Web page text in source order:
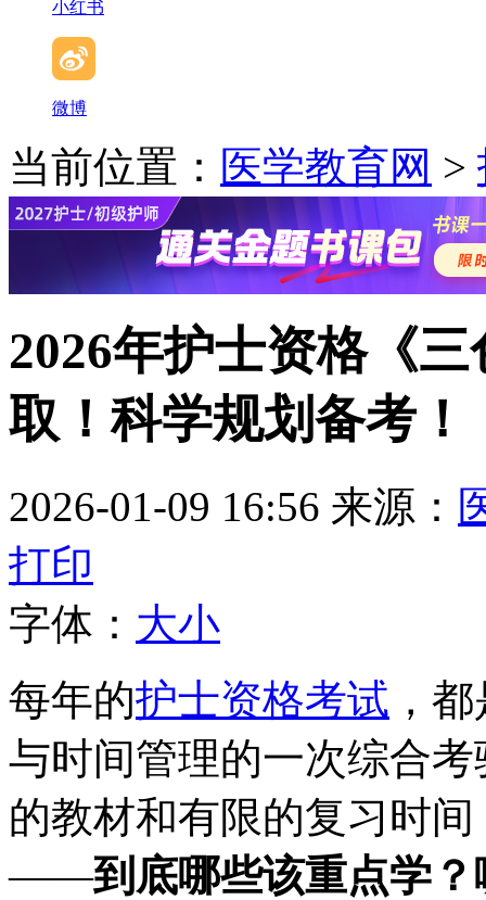
小红书
微博
当前位置： 医学教育网 >
2026年护士资格《
取！科学规划备考！
2026-01-09 16:56 来源：
打印
字体： 大小
每年的护士资格考试 ，
与时间管理的一次综合
的教材和有限的复习时
——到底哪些该重点学